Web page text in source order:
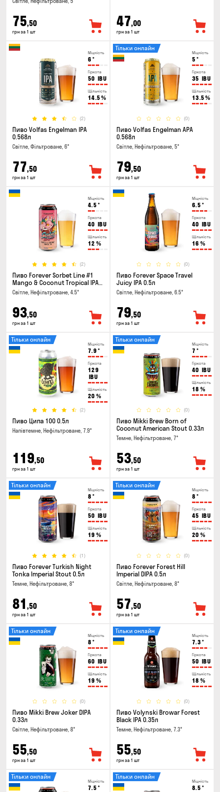
75,50
грн за 1 шт
47,00
грн за 1 шт
Міцність
6 °
Гіркота
50 IBU
Щільність
14.5 %
(2)
Пиво Volfas Engelman IPA
0.568л
Світле, Фільтроване, 6°
77,50
грн за 1 шт
Міцність
5 °
Гіркота
35 IBU
Щільність
13.5 %
(0)
Тільки онлайн
Пиво Volfas Engelman APA
0.568л
Світле, Нефільтроване, 5°
79,50
грн за 1 шт
Міцність
4.5 °
Гіркота
40 IBU
Щільність
12 %
(2)
Пиво Forever Sorbet Line #1
Mango & Coconut Tropical IPA
0.5л
Світле, Нефільтроване, 4.5°
93,50
грн за 1 шт
Міцність
6.5 °
Гіркота
40 IBU
Щільність
16 %
(0)
Пиво Forever Space Travel
Juicy IPA 0.5л
Світле, Нефільтроване, 6.5°
79,50
грн за 1 шт
Міцність
7.9 °
Гіркота
129
IBU
Щільність
20 %
(2)
Тільки онлайн
Пиво Ципа 100 0.5л
Напівтемне, Нефільтроване, 7.9°
119,50
грн за 1 шт
Міцність
7 °
Гіркота
40 IBU
Щільність
18 %
(0)
Тільки онлайн
Пиво Mikki Brew Born of
Coconut American Stout 0.33л
Темне, Нефільтроване, 7°
53,50
грн за 1 шт
Міцність
8 °
Гіркота
50 IBU
Щільність
19 %
(1)
Тільки онлайн
Пиво Forever Turkish Night
Tonka Imperial Stout 0.5л
Темне, Нефільтроване, 8°
81 ,50
грн за 1 шт
Міцність
8 °
Гіркота
45 IBU
Щільність
20 %
(0)
Тільки онлайн
Пиво Forever Forest Hill
Imperial DIPA 0.5л
Світле, Нефільтроване, 8°
57,50
грн за 1 шт
Міцність
8 °
Гіркота
60 IBU
Щільність
19 %
(0)
Тільки онлайн
Пиво Mikki Brew Joker DIPA
0.33л
Світле, Нефільтроване, 8°
55,50
грн за 1 шт
Міцність
7.3°
Гіркота
50 IBU
Щільність
18 %
(0)
Тільки онлайн
Пиво Volynski Browar Forest
Black IPA 0.35л
Темне, Нефільтроване, 7.3°
55,50
грн за 1 шт
Міцність
7.5 °
Тільки онлайн
Міцність
8.5 °
Тільки онлайн